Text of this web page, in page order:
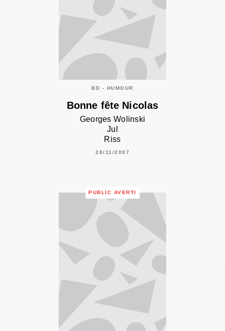
BD - HUMOUR
Bonne fête Nicolas
Georges Wolinski
Jul
Riss
28/11/2007
PUBLIC AVERTI